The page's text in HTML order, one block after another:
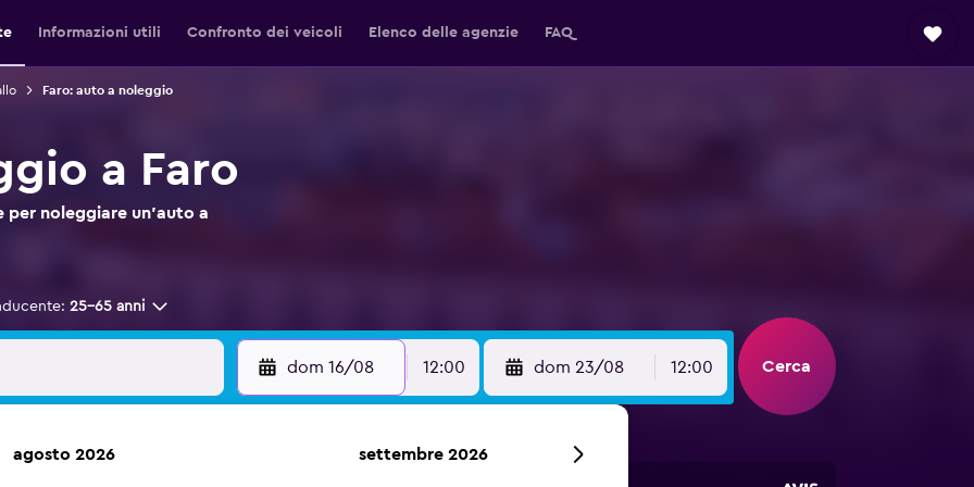
Informazioni utili Confronto dei veicoli Elenco delle agenzie FAQ
Faro: auto a noleggio
a Faro
per noleggiare un'auto a
25-65 anni
dom 16/08 12:00 dom 23/08 12:00 Cerca
agosto 2026 settembre 2026